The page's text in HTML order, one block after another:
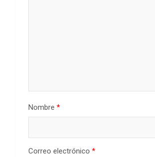
Nombre *
Correo electrónico *